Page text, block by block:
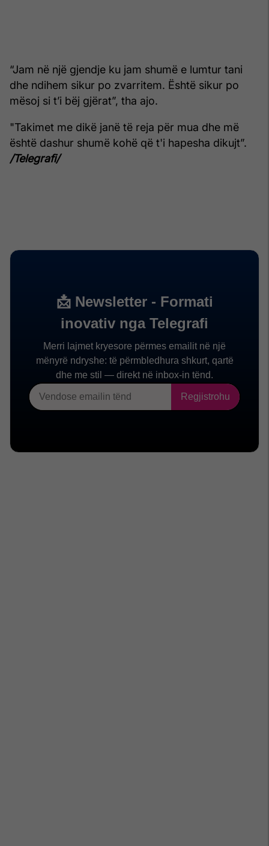
“Jam në një gjendje ku jam shumë e lumtur tani
dhe ndihem sikur po zvarritem. Është sikur po
mësoj si t’i bëj gjërat”, tha ajo.
"Takimet me dikë janë të reja për mua dhe më
është dashur shumë kohë që t'i hapesha dikujt”.
/Telegrafi/